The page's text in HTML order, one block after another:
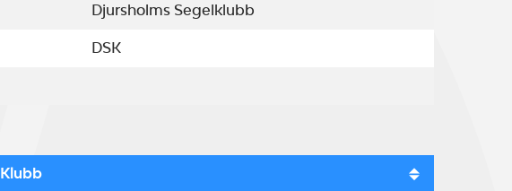
Djursholms Segelklubb
DSK
Klubb